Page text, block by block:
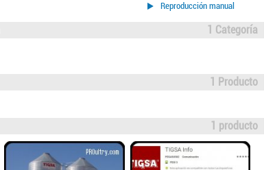
Reproducción manual
1 Categoría
1 Producto
1 producto